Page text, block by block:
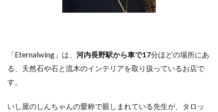
「Eternalwing」は、 河内長野駅から車で17分ほどの場所にあ
る、天然石や石と流木のインテリアを取り扱っているお店で
す。
いし屋のしんちゃんの愛称で親しまれている先生が、タロッ